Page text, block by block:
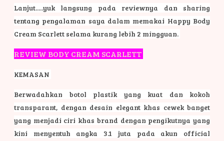
Lanjut.....yuk langsung pada reviewnya dan sharing
tentang pengalaman saya dalam memakai Happy Body
Cream Scarlett selama kurang lebih 2 mingguan.
REVIEW BODY CREAM SCARLETT
KEMASAN
Berwadahkan botol plastik yang kuat dan kokoh
transparant, dengan desain elegant khas cewek banget
yang menjadi ciri khas brand dengan pengikutnya yang
kini menyentuh angka 3.1 juta pada akun official